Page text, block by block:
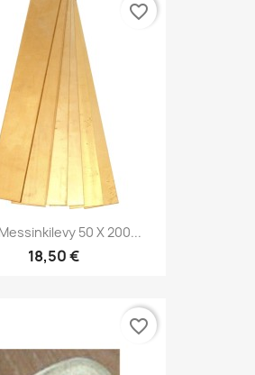
50 X 200...
18,50 €
favorite_border
favorite_border